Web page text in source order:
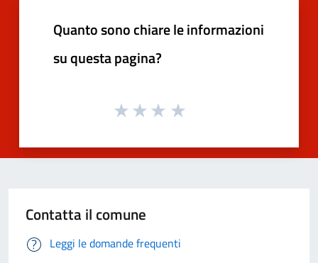
Quanto sono chiare le informazioni
su questa pagina?
Contatta il comune
Leggi le domande frequenti